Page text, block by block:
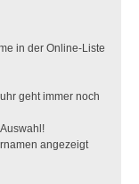
in der Online-Liste
geht immer noch
angezeigt